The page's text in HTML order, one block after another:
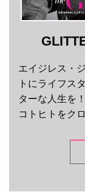
エイジレス・
トにライフス
ターな人生を
コトヒトをク